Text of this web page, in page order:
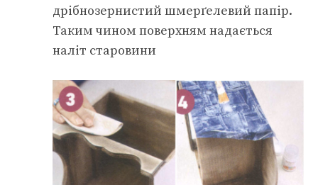
дрібнозернистий шмерґелевий папір.
Таким чином поверхням надається
наліт старовини